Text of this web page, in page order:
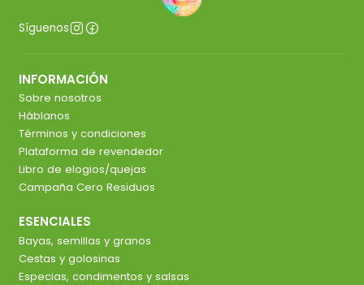
Síguenos
INFORMACIÓN
Sobre nosotros
Háblanos
Términos y condiciones
Plataforma de revendedor
Libro de elogios/quejas
Campaña Cero Residuos
ESENCIALES
Bayas, semillas y granos
Cestas y golosinas
Especias, condimentos y salsas